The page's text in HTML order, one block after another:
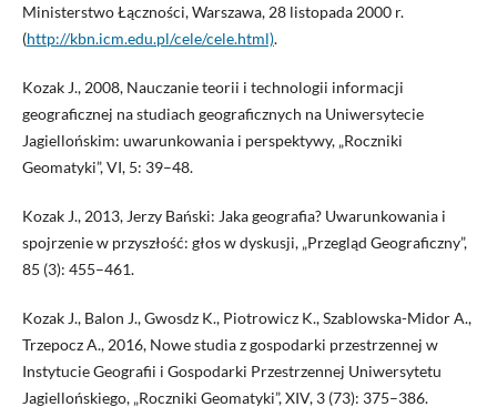
Ministerstwo Łączności, Warszawa, 28 listopada 2000 r.
(http://kbn.icm.edu.pl/cele/cele.html).
Kozak J., 2008, Nauczanie teorii i technologii informacji
geograficznej na studiach geograficznych na Uniwersytecie
Jagiellońskim: uwarunkowania i perspektywy, „Roczniki
Geomatyki”, VI, 5: 39–48.
Kozak J., 2013, Jerzy Bański: Jaka geografia? Uwarunkowania i
spojrzenie w przyszłość: głos w dyskusji, „Przegląd Geograficzny”,
85 (3): 455–461.
Kozak J., Balon J., Gwosdz K., Piotrowicz K., Szablowska-Midor A.,
Trzepocz A., 2016, Nowe studia z gospodarki przestrzennej w
Instytucie Geografii i Gospodarki Przestrzennej Uniwersytetu
Jagiellońskiego, „Roczniki Geomatyki”, XIV, 3 (73): 375–386.